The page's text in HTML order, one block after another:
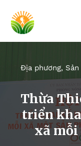
Địa phương, Sản
Thừa
triển
xã mỗi